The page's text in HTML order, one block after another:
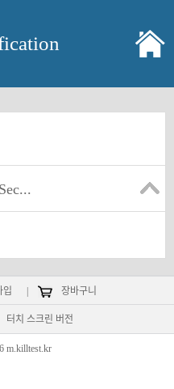
입 장바구니
터치 스크린 버전
m.killtest.kr